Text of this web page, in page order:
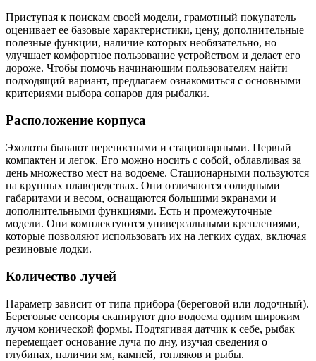
Приступая к поискам своей модели, грамотный покупатель
оценивает ее базовые характеристики, цену, дополнительные
полезные функции, наличие которых необязательно, но
улучшает комфортное пользование устройством и делает его
дороже. Чтобы помочь начинающим пользователям найти
подходящий вариант, предлагаем ознакомиться с основными
критериями выбора сонаров для рыбалки.
Расположение корпуса
Эхолоты бывают переносными и стационарными. Первый
компактен и легок. Его можно носить с собой, облавливая за
день множество мест на водоеме. Стационарными пользуются
на крупных плавсредствах. Они отличаются солидными
габаритами и весом, оснащаются большими экранами и
дополнительными функциями. Есть и промежуточные
модели. Они комплектуются универсальными креплениями,
которые позволяют использовать их на легких судах, включая
резиновые лодки.
Количество лучей
Параметр зависит от типа прибора (береговой или лодочный).
Береговые сенсоры сканируют дно водоема одним широким
лучом конической формы. Подтягивая датчик к себе, рыбак
перемещает основание луча по дну, изучая сведения о
глубинах, наличии ям, камней, топляков и рыбы.